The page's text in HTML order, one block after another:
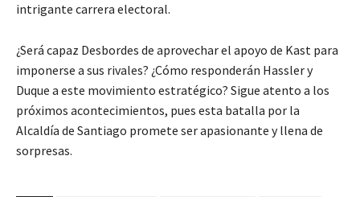
intrigante carrera electoral.
¿Será capaz Desbordes de aprovechar el apoyo de Kast para
imponerse a sus rivales? ¿Cómo responderán Hassler y
Duque a este movimiento estratégico? Sigue atento a los
próximos acontecimientos, pues esta batalla por la
Alcaldía de Santiago promete ser apasionante y llena de
sorpresas.